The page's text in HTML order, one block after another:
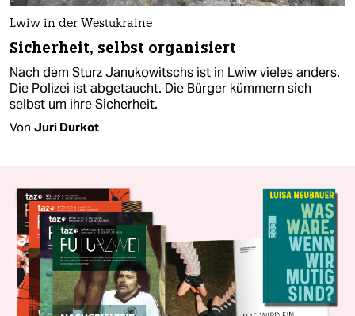
Lwiw in der Westukraine
Sicherheit, selbst organisiert
Nach dem Sturz Janukowitschs ist in Lwiw vieles anders.
Die Polizei ist abgetaucht. Die Bürger kümmern sich
selbst um ihre Sicherheit.
Von Juri Durkot